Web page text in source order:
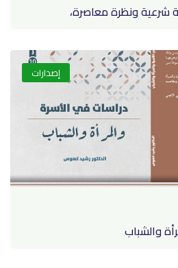
شرعية ونظرة معاصرة،
إصدارات
والشباب